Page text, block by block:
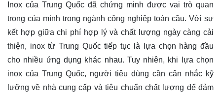
Inox của Trung Quốc đã chứng minh được vai trò quan
trọng của mình trong ngành công nghiệp toàn cầu. Với sự
kết hợp giữa chi phí hợp lý và chất lượng ngày càng cải
thiện, inox từ Trung Quốc tiếp tục là lựa chọn hàng đầu
cho nhiều ứng dụng khác nhau. Tuy nhiên, khi lựa chọn
inox của Trung Quốc, người tiêu dùng cần cân nhắc kỹ
lưỡng về nhà cung cấp và tiêu chuẩn chất lượng để đảm